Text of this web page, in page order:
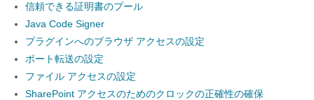
信頼できる証明書のプール
Java Code Signer
プラグインへのブラウザ アクセスの設定
ポート転送の設定
ファイル アクセスの設定
SharePoint アクセスのためのクロックの正確性の確保